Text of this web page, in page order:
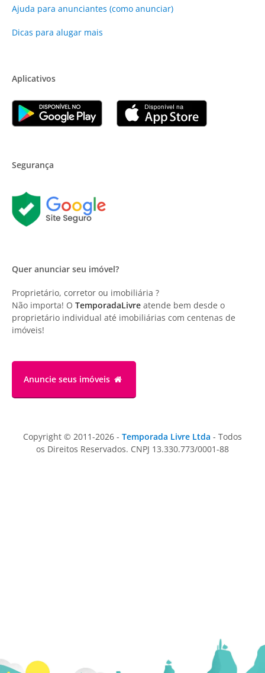
Ajuda para anunciantes (como anunciar)
Dicas para alugar mais
Aplicativos
Segurança
Quer anunciar seu imóvel?
Proprietário, corretor ou imobiliária ?
Não importa! O TemporadaLivre atende bem desde o
proprietário individual até imobiliárias com centenas de
imóveis!
Anuncie seus imóveis
Copyright © 2011-2026 - Temporada Livre Ltda - Todos
os Direitos Reservados. CNPJ 13.330.773/0001-88